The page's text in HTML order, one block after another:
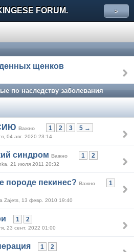
FORUM. »
щенков
по наследству заболевания
Важно 1 2 3 5 →
04 авг. 2020 23:14
синдром Важно 1 2
21 июля 2011 20:32
породе пекинес? Важно
1
Zajets, 13 февр. 2010 19:40
1 2
23 сент. 2022 01:00
1 2